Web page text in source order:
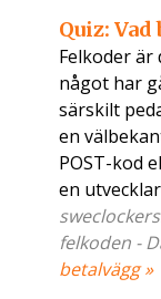
Quiz:
Felkoder
något har
särskilt
en
POST-kod
en
felkoden -
betalvägg »